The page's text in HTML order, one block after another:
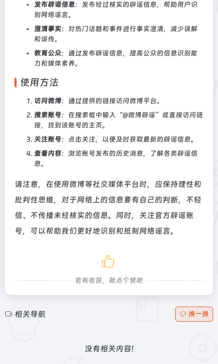
发布辟谣信息：发布经过核实的辟谣信息，帮助用户识
别网络谣言。
澄清事实：对热门话题和事件进行事实澄清，减少误解
和误传。
教育公众：通过发布辟谣信息，提高公众的信息识别能
力和媒体素养。
使用方法
访问微博：通过提供的链接访问微博平台。
搜索账号：在搜索框中输入“@微博辟谣”或直接访问链
接，找到该账号的主页。
关注账号：点击关注，以便及时获取最新的辟谣信息。
查看内容：浏览账号发布的历史消息，了解各类辟谣信
息。
请注意，在使用微博等社交媒体平台时，应保持理性和
批判性思维，对于网络上的信息要有自己的判断，不轻
信、不传播未经核实的信息。同时，关注官方辟谣账
号，可以帮助我们更好地识别和抵制网络谣言。
若有收获，就点个赞吧
相关导航 换一换
没有相关内容!